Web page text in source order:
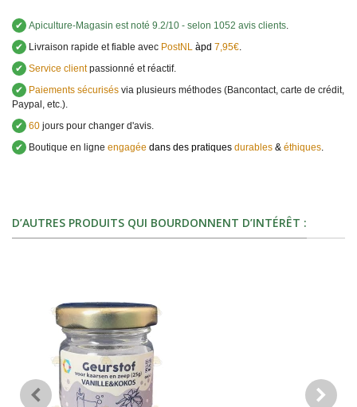
✔ Apiculture-Magasin est noté 9.2/10 - selon 1052 avis clients.
✔
Livraison rapide et fiable avec PostNL àpd 7,95€.
✔ Service clientpassionné et réactif.
✔
Paiements sécurisés via plusieurs méthodes (Bancontact, carte de crédit,
Paypal, etc.).
✔ 60 jours pour changer d'avis.
✔
Boutique en ligne engagée dans des pratiques durables & éthiques.
D’AUTRES PRODUITS QUI BOURDONNENT D’INTÉRÊT :